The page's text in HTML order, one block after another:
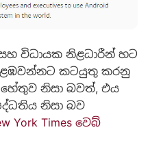
විධායක නිළධාරීන් හට
කටයුතු කරනු
නිසා බවත්, එය
නිසා බව
York Times වෙබ්